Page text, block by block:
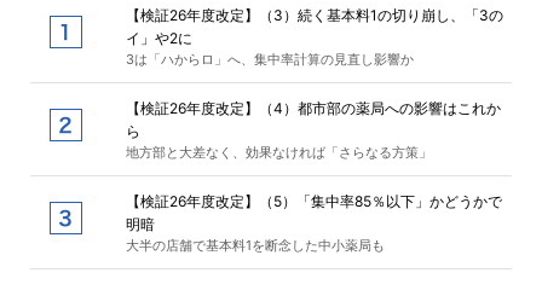
【検証26年度改定】（3）続く基本料1の切り崩し、「3の
イ」や2に
3は「ハからロ」へ、集中率計算の見直し影響か
【検証26年度改定】（4）都市部の薬局への影響はこれか
ら
地方部と大差なく、効果なければ「さらなる方策」
【検証26年度改定】（5）「集中率85％以下」かどうかで
明暗
大半の店舗で基本料1を断念した中小薬局も